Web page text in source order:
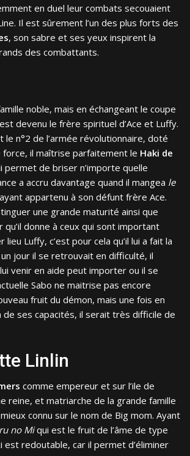
en duel leur combats secouaient
Il est sûrement l’un des plus forts des
, son sabre et ses yeux inspirent la
des combattants.
noble, mais en échangeant le coupe
devenu le frère spirituel d’Ace et Luffy.
le n°2 de l’armée révolutionnaire, doté
force, il maîtrise parfaitement le Haki de
permet de briser n’importe quelle
a accru davantage quand il mangea le
appartenu à son défunt frère Ace.
une grande maturité ainsi que
qu’il donne à ceux qui sont important
Luffy, c’est pour cela qu’il lui a fait la
jour il se retrouvait en difficulté, il
venir en aide peut importer ou il se
Sabo ne maitrise pas encore
fruit du démon, mais une fois en
de ses capacités, il serait très difficile de
Linlin
comme empereur et sur l’ile de
reine, et matriarche de la grande famille
connu sur le nom de Big mom. Ayant
no Miqui est le fruit de l’âme de type
est redoutable, car il permet d’éliminer